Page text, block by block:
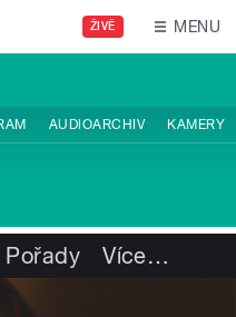
ŽIVĚ MENU
AUDIOARCHIV KAMERY
Pořady Více…